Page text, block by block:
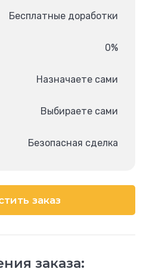
Бесплатные доработки
0%
Назначаете сами
Выбираете сами
Безопасная сделка
заказ
заказа: